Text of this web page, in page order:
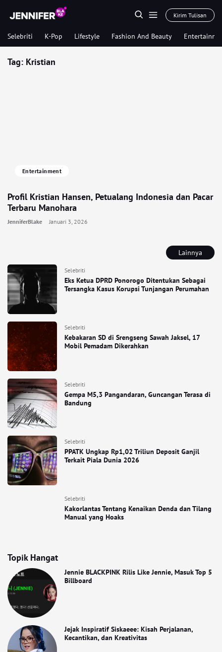
Kirim Tulisan
Selebriti K-Pop Lifestyle Fashion And Beauty
Lainnya
Selebriti
Eks Ketua DPRD Ponorogo Ditentukan Sebagai
Tersangka Kasus Korupsi Tunjangan Perumahan
Selebriti
Kebakaran SD di Srengseng Sawah Jaksel, 17
Mobil Pemadam Dikerahkan
Selebriti
Gempa M5,3 Pangandaran, Guncangan Terasa di
Bandung
Selebriti
PPATK Ungkap Rp1,02 Triliun Deposit Ganjil
Terkait Piala Dunia 2026
Selebriti
Kakorlantas Tentang Kenaikan Denda dan Tilang
Manual yang Hoaks
Topik Hangat
Jennie BLACKPINK Rilis Like Jennie, Masuk Top 5
Billboard
Jejak Inspiratif Siskaeee: Kisah Perjalanan,
Kecantikan, dan Kreativitas
Tag: Kristian
Entertainment
Profil Kristian Hansen, Petualang Indonesia dan Pacar
Terbaru Manohara
JenniferBlake Januari 3, 2026